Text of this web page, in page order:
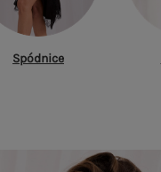
Spódnice